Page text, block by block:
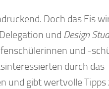
Doch das Eis
und Design
und -
durch das
und gibt wertvolle Tipps